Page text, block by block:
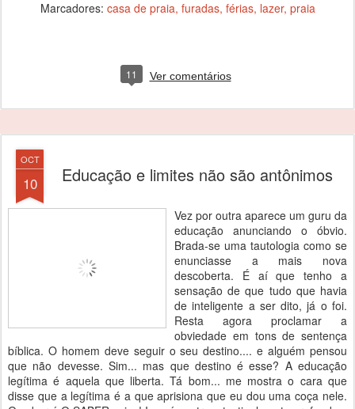
Marcadores: casa de praia furadas férias lazer praia
11 Ver comentários
OCT
10 Educação e limites não são antônimos
Vez por outra aparece um guru da
educação anunciando o óbvio.
Brada-se uma tautologia como se
enunciasse a mais nova
descoberta. É aí que tenho a
sensação de que tudo que havia
de inteligente a ser dito, já o foi.
Resta agora proclamar a
obviedade em tons de sentença
bíblica. O homem deve seguir o seu destino.... e alguém pensou
que não devesse. Sim... mas que destino é esse? A educação
legítima é aquela que liberta. Tá bom... me mostra o cara que
disse que a legítima é a que aprisiona que eu dou uma coça nele.